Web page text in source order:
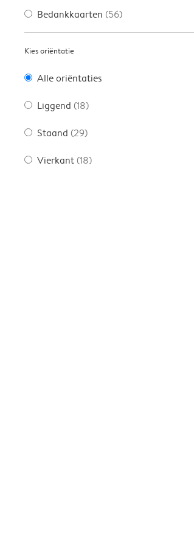
Bedankkaarten (56)
Kies oriëntatie
Alle oriëntaties
Liggend (18)
Staand (29)
Vierkant (18)